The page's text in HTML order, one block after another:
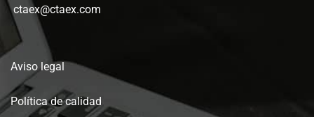
ctaex@ctaex.com
Aviso legal
Política de calidad